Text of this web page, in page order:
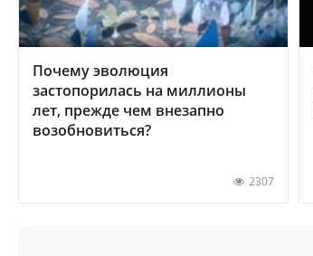
Почему эволюция
застопорилась на миллионы
лет, прежде чем внезапно
возобновиться?
2307